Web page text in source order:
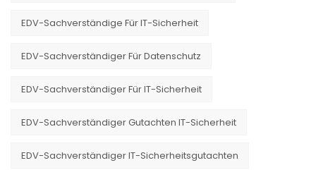
EDV-Sachverständige Für IT-Sicherheit
EDV-Sachverständiger Für Datenschutz
EDV-Sachverständiger Für IT-Sicherheit
EDV-Sachverständiger Gutachten IT-Sicherheit
EDV-Sachverständiger IT-Sicherheitsgutachten